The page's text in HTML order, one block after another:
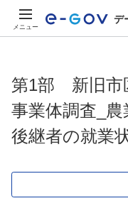
メニュー
デ
第1部 新旧市
事業体調査_
後継者の就業